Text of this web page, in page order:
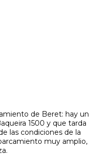
de Beret: hay un
1500 y que tarda
las condiciones de la
muy amplio,